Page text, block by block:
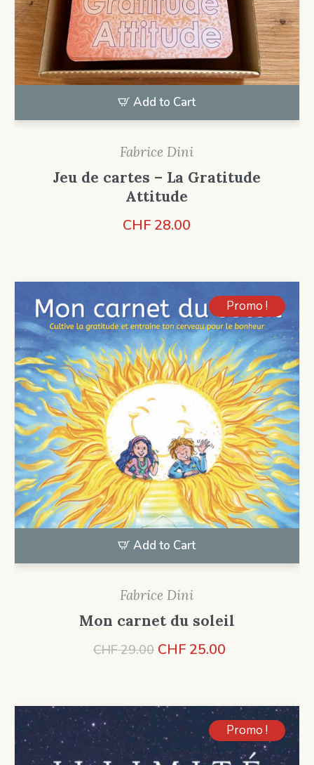
Add to Cart
Fabrice Dini
Jeu de cartes – La Gratitude
Attitude
CHF 28.00
Add to Cart
Promo !
Fabrice Dini
Mon carnet du soleil
CHF 29.00 Le
était :
CHF 29.00.
CHF 25.00Le
est :
CHF 25.00.
Promo !